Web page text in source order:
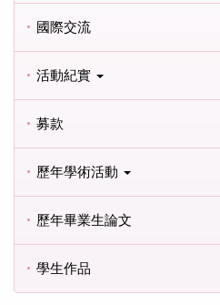
國際交流
活動紀實
募款
歷年學術活動
歷年畢業生論文
學生作品